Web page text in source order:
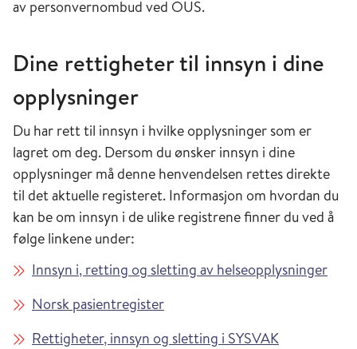
av personvernombud ved OUS.
Dine rettigheter til innsyn i dine
opplysninger
Du har rett til innsyn i hvilke opplysninger som er
lagret om deg. Dersom du ønsker innsyn i dine
opplysninger må denne henvendelsen rettes direkte
til det aktuelle registeret. Informasjon om hvordan du
kan be om innsyn i de ulike registrene finner du ved å
følge linkene under:
Innsyn i, retting og sletting av helseopplysninger
Norsk pasientregister
Rettigheter, innsyn og sletting i SYSVAK